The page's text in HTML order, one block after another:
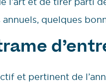
quelques
et pertinent de